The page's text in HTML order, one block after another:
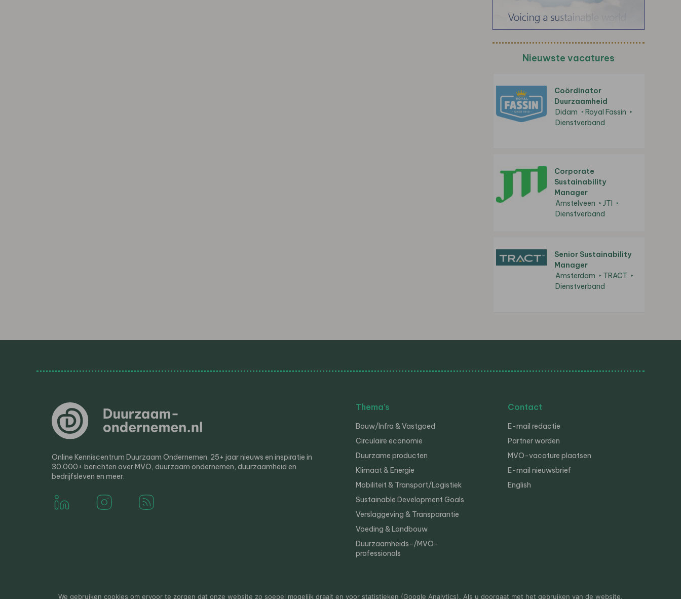
Nieuwste vacatures
Coördinator
Duurzaamheid
Didam
Royal Fassin
Dienstverband
Corporate
Sustainability
Manager
Amstelveen
JTI
Dienstverband
Senior Sustainability
Manager
Amsterdam
TRACT
Dienstverband
Online Kenniscentrum Duurzaam Ondernemen. 25+ jaar nieuws en inspiratie in
30.000+ berichten over MVO, duurzaam ondernemen, duurzaamheid en
bedrijfsleven en meer.
Thema’s
Bouw/Infra & Vastgoed
Circulaire economie
Duurzame producten
Klimaat & Energie
Mobiliteit & Transport/Logistiek
Sustainable Development Goals
Verslaggeving & Transparantie
Voeding & Landbouw
Duurzaamheids-/MVO-
professionals
Contact
E-mail redactie
Partner worden
MVO-vacature plaatsen
E-mail nieuwsbrief
English
© 2000-2026 Van der Molen EIS Colofon Disclaimer Privacy
We gebruiken cookies om ervoor te zorgen dat onze website zo soepel mogelijk draait en voor statistieken (Google Analytics). Als u doorgaat met het gebruiken van de website,